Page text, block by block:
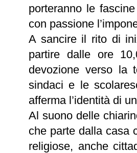
porteranno le
con passione
A sancire il rito di
partire dalle ore
devozione verso la
sindaci e le
afferma l’identità di
Al suono delle
che parte dalla casa
religiose, anche